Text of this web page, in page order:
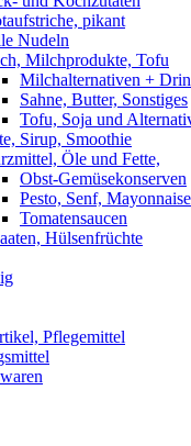
pikant
Nudeln
Milchprodukte, Tofu
Milchalternativen +
Sahne, Butter, Sonstiges
Tofu, Soja und
Sirup, Smoothie
Öle und Fette,
Obst-Gemüsekonserven
Pesto, Senf, Mayonnaise
Tomatensaucen
Hülsenfrüchte
Pflegemittel